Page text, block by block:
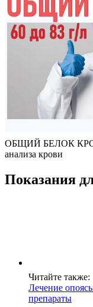
ОБЩИЙ БЕЛОК
анализа крови
Показания
Читайте также:
Лечение
препараты